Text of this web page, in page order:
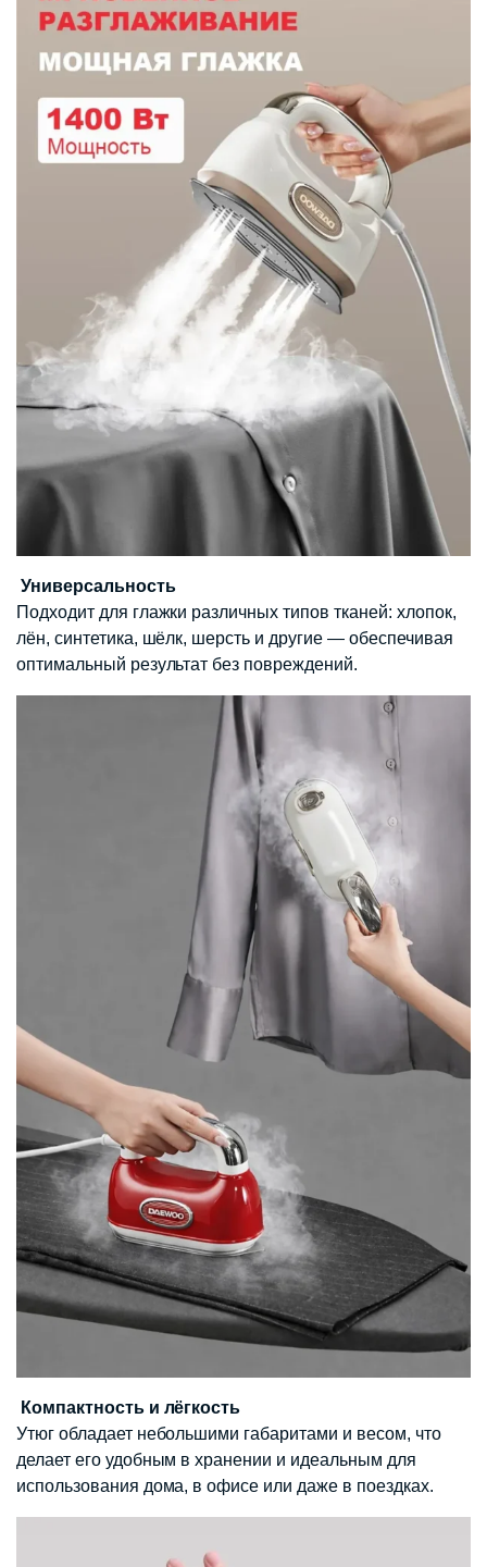
Универсальность
Подходит для глажки различных типов тканей: хлопок,
лён, синтетика, шёлк, шерсть и другие — обеспечивая
оптимальный результат без повреждений.
Компактность и лёгкость
Утюг обладает небольшими габаритами и весом, что
делает его удобным в хранении и идеальным для
использования дома, в офисе или даже в поездках.